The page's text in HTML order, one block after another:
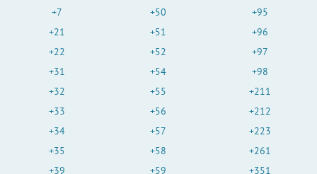
+7
+21
+22
+31
+32
+33
+34
+35
+39
+50
+51
+52
+54
+55
+56
+57
+58
+59
+95
+96
+97
+98
+211
+212
+223
+261
+351